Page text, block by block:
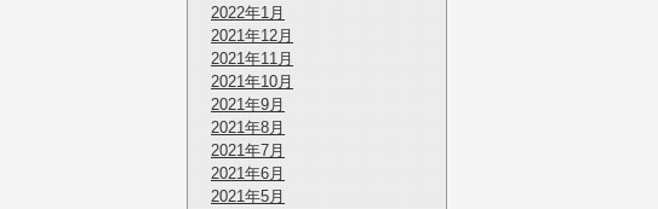
2022年1月
2021年12月
2021年11月
2021年10月
2021年9月
2021年8月
2021年7月
2021年6月
2021年5月